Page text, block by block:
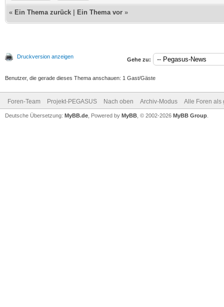
« Ein Thema zurück Ein Thema vor »
Druckversion anzeigen Gehe zu:
Benutzer, die gerade dieses Thema anschauen: 1 Gast/Gäste
Foren-Team Projekt-PEGASUS Nach oben Archiv-Modus Alle Foren als
Deutsche Übersetzung: MyBB.de , Powered by MyBB , © 2002-2026 MyBB Group